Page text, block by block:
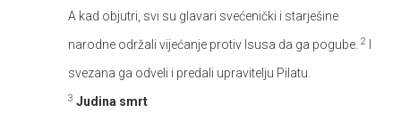
A kad objutri, svi su glavari svećenički i starješine
narodne održali vijećanje protiv Isusa da ga pogube. 2
svezana ga odveli i predali upravitelju Pilatu.
3 Judina smrt